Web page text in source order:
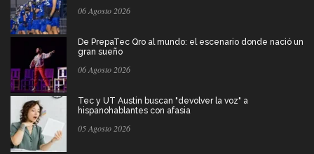
06 Agosto 2026
De PrepaTec Qro al mundo: el escenario donde nació un
gran sueño
06 Agosto 2026
Tec y UT Austin buscan "devolver la voz" a
hispanohablantes con afasia
05 Agosto 2026